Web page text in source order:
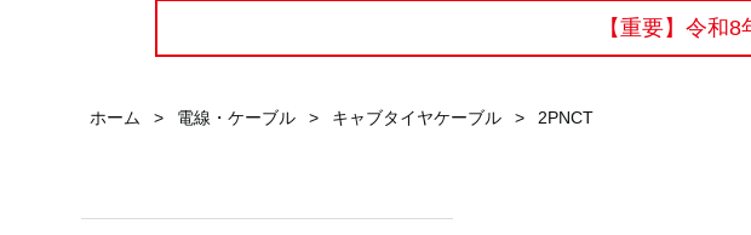
【重要】令和
ホーム > 電線・ケーブル > キャブタイヤケーブル > 2PNCT